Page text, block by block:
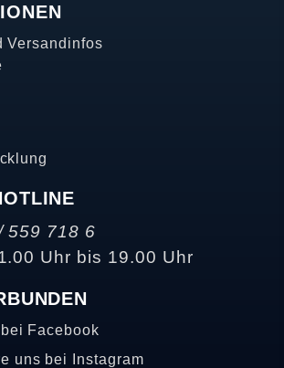
Versandinfos
559 718 6
Uhr bis 19.00 Uhr
Facebook
uns bei Instagram